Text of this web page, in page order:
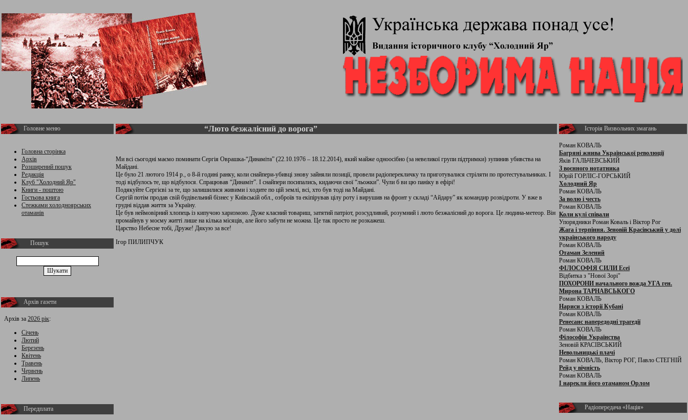
Головне меню
Головна сторінка
Архів
Розширений пошук
Редакція
Клуб "Холодний Яр"
Книги - поштою
Гостьова книга
Стежками холодноярських
отаманів
Пошук
Архів газети
Архів за 2026 рік:
Січень
Лютий
Березень
Квітень
Травень
Червень
Липень
Передплата
“Люто безжалісний до ворога”
Ми всі сьогодні маємо поминати Сергія Оврашка-“Динаміта” (22.10.1976 – 18.12.2014), який майже одноосібно (за невеликої групи підтримки) зупинив убивства на
Майдані.
Це було 21 лютого 1914 р., о 8-й годині ранку, коли снайпери-убивці знову зайняли позиції, провели радіоперекличку та приготувалися стріляти по протестувальниках. І
тоді відбулось те, що відбулося. Спрацював “Динаміт”. І снайпери посипались, кидаючи свої “льожки”. Чули б ви цю паніку в ефірі!
Подякуйте Сергієві за те, що залишилися живими і ходите по цій землі, всі, хто був тоді на Майдані.
Сергій потім продав свій будівельний бізнес у Київській обл., озброїв та екіпірував цілу роту і вирушив на фронт у складі “Айдару” як командир розвідроти. У вже в
грудні віддав життя за Україну.
Це був неймовірний хлопець із кипучою харизмою. Дуже класний товариш, затятий патріот, розсудливий, розумний і люто безжалісний до ворога. Це людина-метеор. Він
промайнув у моєму житті лише на кілька місяців, але його забути не можна. Це так просто не розкажеш.
Царство Небесне тобі, Друже! Дякую за все!
Ігор ПИЛИПЧУК
Історія Визвольних змагань
Роман КОВАЛЬ
Багряні жнива Української революції
Яків ГАЛЬЧЕВСЬКИЙ
З воєнного нотатника
Юрій ГОРЛІС-ГОРСЬКИЙ
Холодний Яр
Роман КОВАЛЬ
За волю і честь
Роман КОВАЛЬ
Коли кулі співали
Упорядники Роман Коваль і Віктор Рог
Жага і терпіння. Зеновій Красівський у долі
українського народу
Роман КОВАЛЬ
Отаман Зелений
Роман КОВАЛЬ
ФІЛОСОФІЯ СИЛИ Есеї
Відбитка з "Нової Зорі"
ПОХОРОНИ начального вожда УГА ген.
Мирона ТАРНАВСЬКОГО
Роман КОВАЛЬ
Нариси з історії Кубані
Роман КОВАЛЬ
Ренесанс напередодні трагедії
Роман КОВАЛЬ
Філософія Українства
Зеновій КРАСІВСЬКИЙ
Невольницькі плачі
Роман КОВАЛЬ, Віктор РОГ, Павло СТЕГНІЙ
Рейд у вічність
Роман КОВАЛЬ
І нарекли його отаманом Орлом
Радіопередача «Нація»